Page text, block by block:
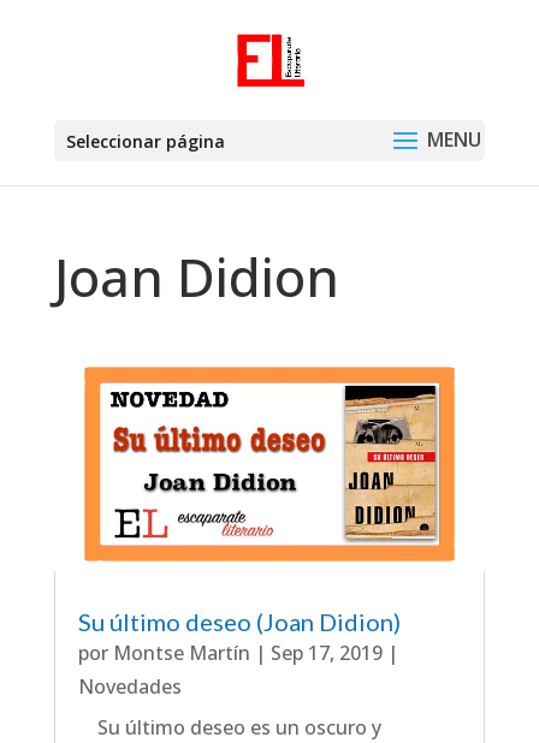
Seleccionar página
Joan Didion
Su último deseo (Joan Didion)
por Montse Martín | Sep 17, 2019|
Novedades
Su último deseo es un oscuro y